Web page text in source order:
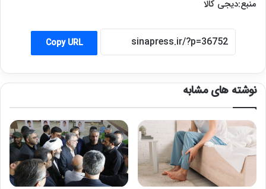
منبع:دیجی کالا
Copy URL
نوشته های مشابه